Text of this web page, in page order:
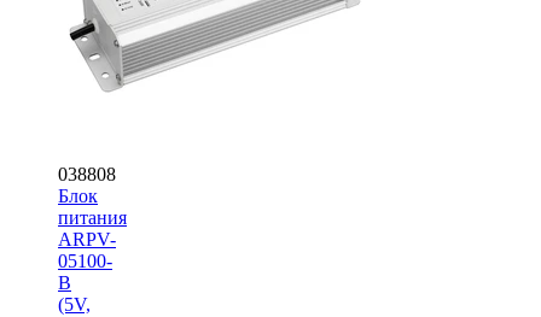
038808
Блок
питания
ARPV-
05100-
B
(5V,